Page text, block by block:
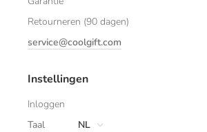
Retourneren (90 dagen)
service@coolgift.com
Instellingen
Inloggen
Taal
NL